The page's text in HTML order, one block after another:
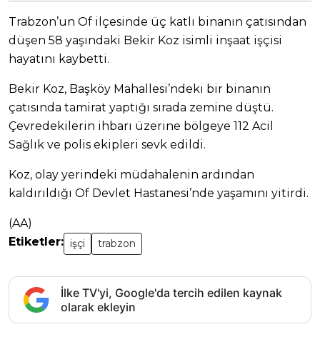
Trabzon’un Of ilçesinde üç katlı binanın çatısından
düşen 58 yaşındaki Bekir Koz isimli inşaat işçisi
hayatını kaybetti.
Bekir Koz, Başköy Mahallesi’ndeki bir binanın
çatısında tamirat yaptığı sırada zemine düştü.
Çevredekilerin ihbarı üzerine bölgeye 112 Acil
Sağlık ve polis ekipleri sevk edildi.
Koz, olay yerindeki müdahalenin ardından
kaldırıldığı Of Devlet Hastanesi’nde yaşamını yitirdi.
(AA)
Etiketler: işçi trabzon
İlke TV'yi, Google'da tercih edilen kaynak
olarak ekleyin